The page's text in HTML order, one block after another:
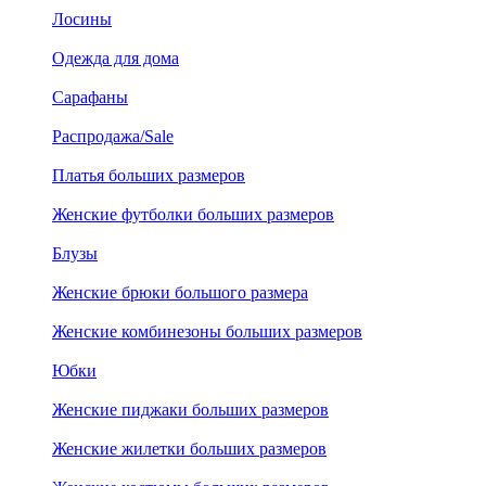
Лосины
Одежда для дома
Сарафаны
Распродажа/Sale
Платья больших размеров
Женские футболки больших размеров
Блузы
Женские брюки большого размера
Женские комбинезоны больших размеров
Юбки
Женские пиджаки больших размеров
Женские жилетки больших размеров